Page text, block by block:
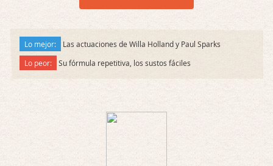
Lo mejor:
Las actuaciones de Willa Holland y Paul Sparks
Lo peor:
Su fórmula repetitiva, los sustos fáciles